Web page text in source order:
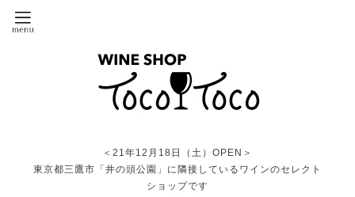
＜21年12月18日（土）OPEN＞
東京都三鷹市「井の頭公園」に隣接しているワインのセレクト
ショップです